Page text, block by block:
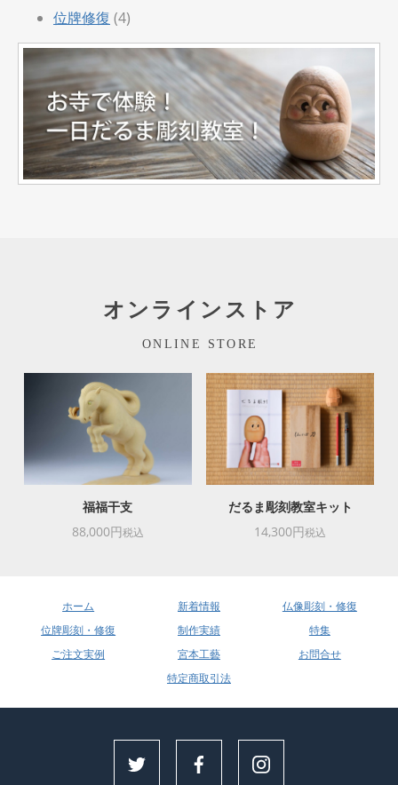
位牌修復 (4)
オンラインストア
ONLINE STORE
福福干支
88,000円税込
だるま彫刻教室キット
14,300円税込
ホーム 新着情報
仏像彫刻・修復
位牌彫刻・修復
制作実績
特集
ご注文実例
宮本工藝
お問合せ
特定商取引法